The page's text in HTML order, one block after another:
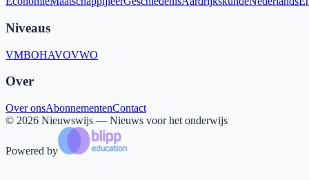
Niveaus
VMBOHAVOVWO
Over
Over onsAbonnementenContact
© 2026 Nieuwswijs — Nieuws voor het onderwijs
Powered by